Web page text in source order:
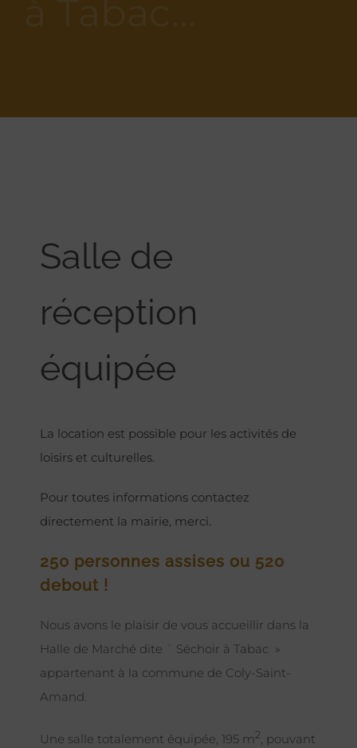
Salle de
réception
équipée
La location est possible pour les activités de
loisirs et culturelles.
Pour toutes informations contactez
directement la mairie, merci.
250 personnes assises ou 520
debout !
Nous avons le plaisir de vous accueillir dans la
Halle de Marché dite ¨ Séchoir à Tabac »
appartenant à la commune de Coly-Saint-
Amand.
Une salle totalement équipée, 195 m2, pouvant